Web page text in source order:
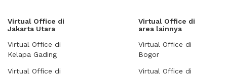
Virtual Office di
Jakarta Utara
Virtual Office di
Kelapa Gading
Virtual Office di
Virtual Office di
area lainnya
Virtual Office di
Bogor
Virtual Office di